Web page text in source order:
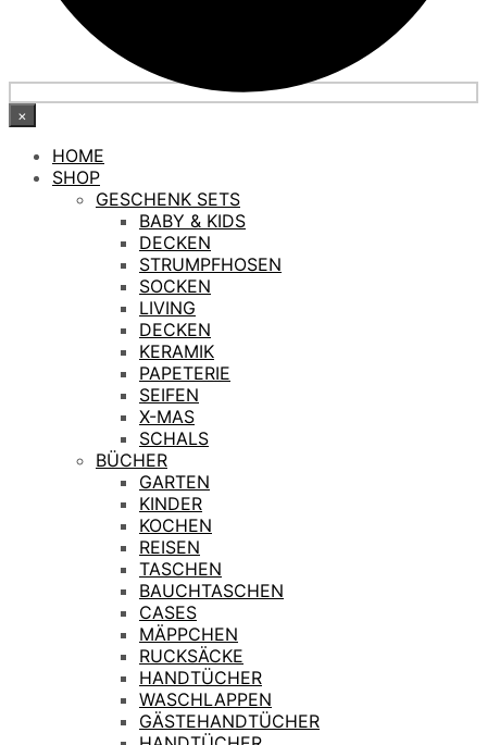
×
HOME
SHOP
GESCHENK SETS
BABY & KIDS
DECKEN
STRUMPFHOSEN
SOCKEN
LIVING
DECKEN
KERAMIK
PAPETERIE
SEIFEN
X-MAS
SCHALS
BÜCHER
GARTEN
KINDER
KOCHEN
REISEN
TASCHEN
BAUCHTASCHEN
CASES
MÄPPCHEN
RUCKSÄCKE
HANDTÜCHER
WASCHLAPPEN
GÄSTEHANDTÜCHER